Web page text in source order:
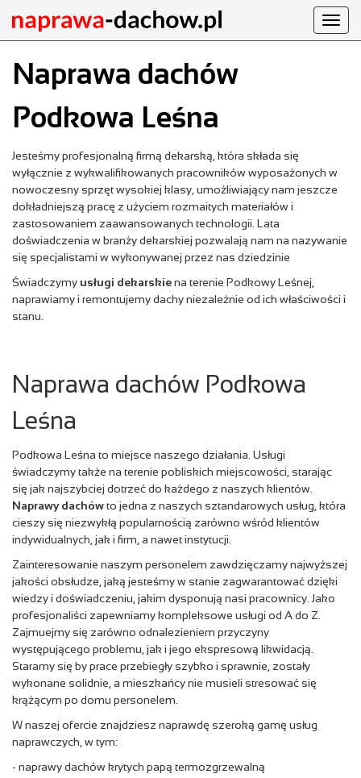
Naprawa dachów
Podkowa Leśna
Jesteśmy profesjonalną firmą dekarską, która składa się
wyłącznie z wykwalifikowanych pracowników wyposażonych w
nowoczesny sprzęt wysokiej klasy, umożliwiający nam jeszcze
dokładniejszą pracę z użyciem rozmaitych materiałów i
zastosowaniem zaawansowanych technologii. Lata
doświadczenia w branży dekarskiej pozwalają nam na nazywanie
się specjalistami w wykonywanej przez nas dziedzinie
Świadczymy usługi dekarskiena terenie Podkowy Leśnej,
naprawiamy i remontujemy dachy niezależnie od ich właściwości i
stanu.
Naprawa dachów Podkowa
Leśna
Podkowa Leśna to miejsce naszego działania. Usługi
świadczymy także na terenie pobliskich miejscowości, starając
się jak najszybciej dotrzeć do każdego z naszych klientów.
Naprawy dachówto jedna z naszych sztandarowych usług, która
cieszy się niezwykłą popularnością zarówno wśród klientów
indywidualnych, jak i firm, a nawet instytucji.
Zainteresowanie naszym personelem zawdzięczamy najwyższej
jakości obsłudze, jaką jesteśmy w stanie zagwarantować dzięki
wiedzy i doświadczeniu, jakim dysponują nasi pracownicy. Jako
profesjonaliści zapewniamy kompleksowe usługi od A do Z.
Zajmuejmy się zarówno odnalezieniem przyczyny
występującego problemu, jak i jego ekspresową likwidacją.
Staramy się by prace przebiegły szybko i sprawnie, zostały
wykonane solidnie, a mieszkańcy nie musieli stresować się
krążącym po domu personelem.
W naszej ofercie znajdziesz naprawdę szeroką gamę usług
naprawczych, w tym:
- naprawy dachów krytych papą termozgrzewalną